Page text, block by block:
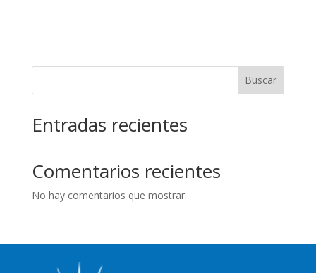
Buscar
Entradas recientes
Comentarios recientes
No hay comentarios que mostrar.